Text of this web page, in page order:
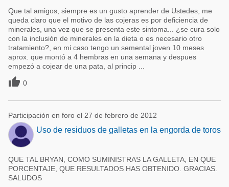
Que tal amigos, siempre es un gusto aprender de Ustedes, me
queda claro que el motivo de las cojeras es por deficiencia de
minerales, una vez que se presenta este sintoma... ¿se cura solo
con la inclusión de minerales en la dieta o es necesario otro
tratamiento?, en mi caso tengo un semental joven 10 meses
aprox. que montó a 4 hembras en una semana y despues
empezó a cojear de una pata, al princip ...
 0
Participación en foro el 27 de febrero de 2012
Uso de residuos de galletas en la engorda de toros
QUE TAL BRYAN, COMO SUMINISTRAS LA GALLETA, EN QUE
PORCENTAJE, QUE RESULTADOS HAS OBTENIDO. GRACIAS.
SALUDOS